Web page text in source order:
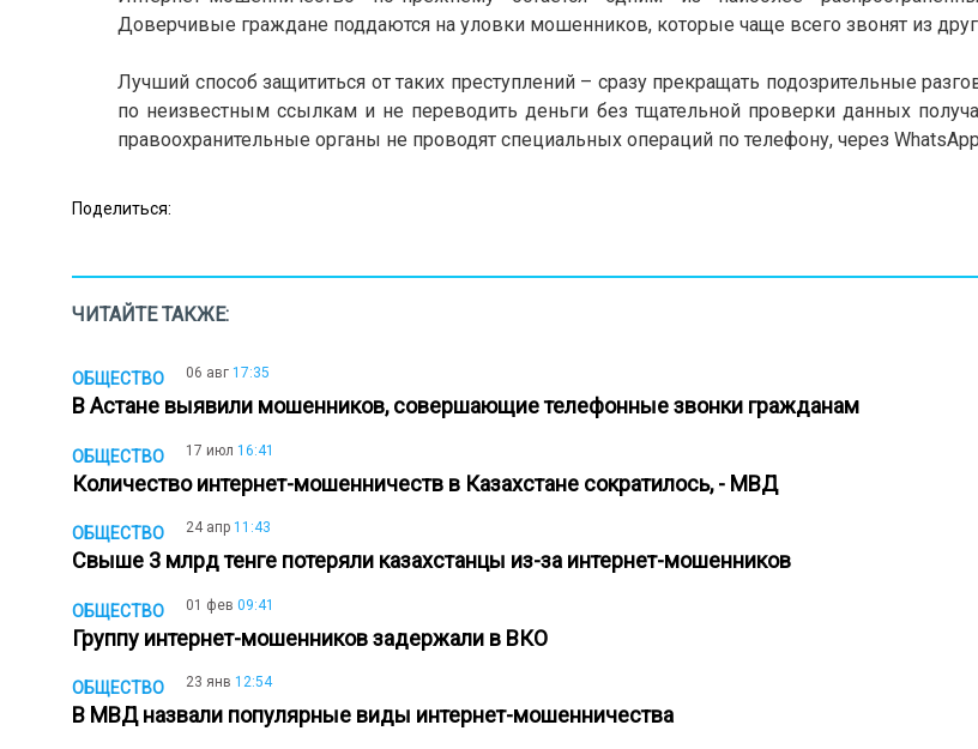
Доверчивые граждане поддаются на уловки мошенников, которые чаще всего звонят из
Лучший способ защититься от таких преступлений – сразу прекращать подозрительные
по неизвестным ссылкам и не переводить деньги без тщательной проверки данных
правоохранительные органы не проводят специальных операций по телефону, через
Поделиться:
ЧИТАЙТЕ ТАКЖЕ:
ОБЩЕСТВО 06 авг 17:35
В Астане выявили мошенников, совершающие телефонные звонки гражданам
ОБЩЕСТВО 17 июл 16:41
Количество интернет-мошенничеств в Казахстане сократилось, - МВД
ОБЩЕСТВО 24 апр 11:43
Свыше 3 млрд тенге потеряли казахстанцы из-за интернет-мошенников
ОБЩЕСТВО 01 фев 09:41
Группу интернет-мошенников задержали в ВКО
ОБЩЕСТВО 23 янв 12:54
В МВД назвали популярные виды интернет-мошенничества